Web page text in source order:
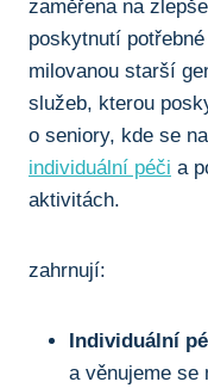
zaměřena na
poskytnutí
milovanou starší
služeb, kterou
o seniory, kde se
individuální péči a
aktivitách.
zahrnují:
Individuální
a věnujeme se